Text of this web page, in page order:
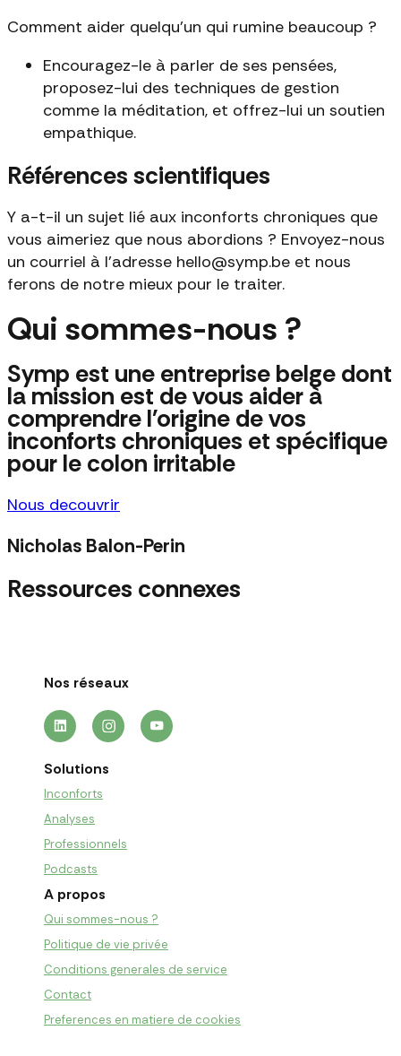
Comment aider quelqu'un qui rumine beaucoup ?
Encouragez-le à parler de ses pensées,
proposez-lui des techniques de gestion
comme la méditation, et offrez-lui un soutien
empathique.
Références scientifiques
Y a-t-il un sujet lié aux inconforts chroniques que
vous aimeriez que nous abordions ? Envoyez-nous
un courriel à l'adresse hello@symp.be et nous
ferons de notre mieux pour le traiter.
Qui sommes-nous ?
Symp est une entreprise belge dont
la mission est de vous aider à
comprendre l'origine de vos
inconforts chroniques et spécifique
pour le colon irritable
Nous decouvrir
Nicholas Balon-Perin
Ressources connexes
Nos réseaux
Solutions
Inconforts
Analyses
Professionnels
Podcasts
A propos
Qui sommes-nous ?
Politique de vie privée
Conditions generales de service
Contact
Preferences en matiere de cookies